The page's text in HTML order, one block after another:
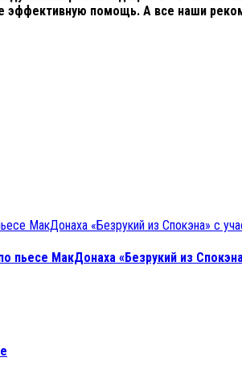
эффективную помощь. А все наши
МакДонаха «Безрукий из